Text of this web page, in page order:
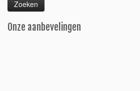
Onze aanbevelingen